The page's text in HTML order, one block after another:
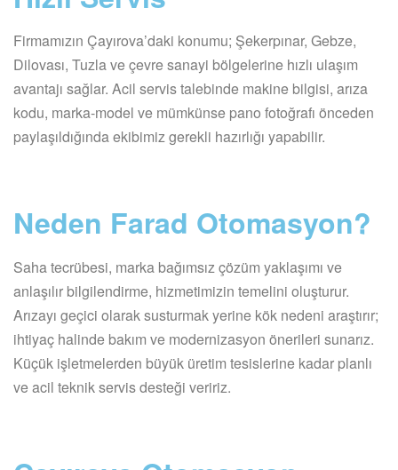
Firmamızın Çayırova’daki konumu; Şekerpınar, Gebze,
Dilovası, Tuzla ve çevre sanayi bölgelerine hızlı ulaşım
avantajı sağlar. Acil servis talebinde makine bilgisi, arıza
kodu, marka-model ve mümkünse pano fotoğrafı önceden
paylaşıldığında ekibimiz gerekli hazırlığı yapabilir.
Neden Farad Otomasyon?
Saha tecrübesi, marka bağımsız çözüm yaklaşımı ve
anlaşılır bilgilendirme, hizmetimizin temelini oluşturur.
Arızayı geçici olarak susturmak yerine kök nedeni araştırır;
ihtiyaç halinde bakım ve modernizasyon önerileri sunarız.
Küçük işletmelerden büyük üretim tesislerine kadar planlı
ve acil teknik servis desteği veririz.